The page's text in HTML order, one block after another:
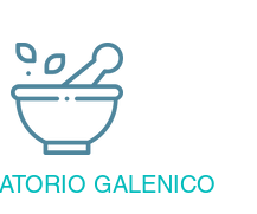
GALENICO